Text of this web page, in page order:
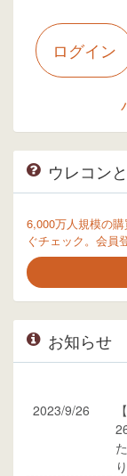
ログイン
ウレコン
6,000万人規模の
ぐチェック。会員
お知らせ
2023/9/26